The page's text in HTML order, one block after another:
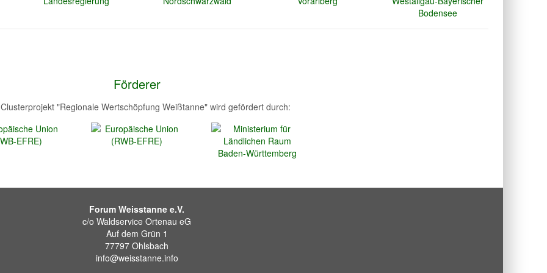
Förderer
"Regionale Wertschöpfung Weißtanne" wird gefördert durch:
Forum Weisstanne e.V.
c/o Waldservice Ortenau eG
Auf dem Grün 1
77797 Ohlsbach
info@weisstanne.info